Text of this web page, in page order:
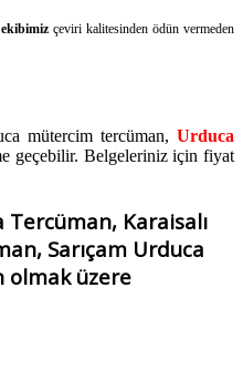
çeviri kalitesinden ödün vermeden
mütercim tercüman,Urduca
geçebilir. Belgeleriniz için fiyat
Karaisalı
Sarıçam Urduca
olmak üzere